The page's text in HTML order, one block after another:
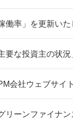
働率」を更新い
主要な投資主の状
PM会社ウェブサイ
リーンファイナ